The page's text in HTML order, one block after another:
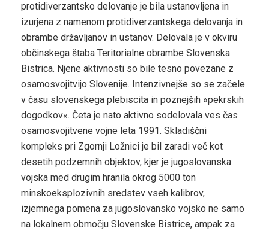
protidiverzantsko delovanje je bila ustanovljena in
izurjena z namenom protidiverzantskega delovanja in
obrambe državljanov in ustanov. Delovala je v okviru
občinskega štaba Teritorialne obrambe Slovenska
Bistrica. Njene aktivnosti so bile tesno povezane z
osamosvojitvijo Slovenije. Intenzivnejše so se začele
v času slovenskega plebiscita in poznejših »pekrskih
dogodkov«. Četa je nato aktivno sodelovala ves čas
osamosvojitvene vojne leta 1991. Skladiščni
kompleks pri Zgornji Ložnici je bil zaradi več kot
desetih podzemnih objektov, kjer je jugoslovanska
vojska med drugim hranila okrog 5000 ton
minskoeksplozivnih sredstev vseh kalibrov,
izjemnega pomena za jugoslovansko vojsko ne samo
na lokalnem območju Slovenske Bistrice, ampak za